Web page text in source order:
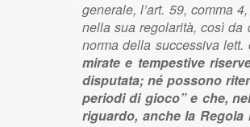
generale, l’art. 59, comma
nella sua regolarità, così da
norma della successiva lett.
mirate e tempestive
disputata; né possono
periodi di gioco” e che,
riguardo, anche la